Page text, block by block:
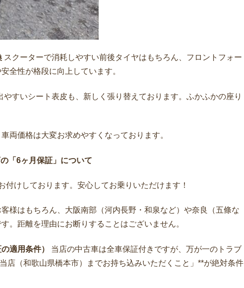
スクーターで消耗しやすい前後タイヤはもちろん、フロントフォー
全性が格段に向上しています。
やすいシート表皮も、新しく張り替えております。ふかふかの座り
両価格は大変お求めやすくなっております。
「6ヶ月保証」について
けしております。安心してお乗りいただけます！
様はもちろん、大阪南部（河内長野・和泉など）や奈良（五條な
。距離を理由にお断りすることはございません。
適用条件）
当店の中古車は全車保証付きですが、万が一のトラブ
店（和歌山県橋本市）までお持ち込みいただくこと」**が絶対条件